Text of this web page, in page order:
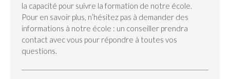
la capacité pour suivre la formation de notre école.
Pour en savoir plus, n’hésitez pas à demander des
informations à notre école : un conseiller prendra
contact avec vous pour répondre à toutes vos
questions.